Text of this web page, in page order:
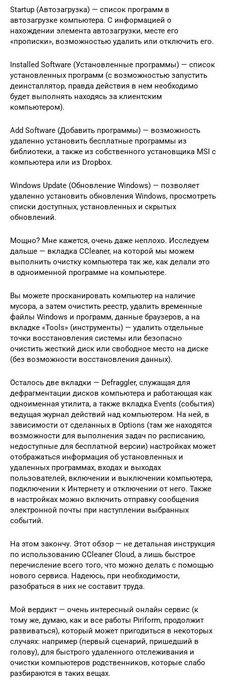
Startup (Автозагрузка) — список программ в
автозагрузке компьютера. С информацией о
нахождении элемента автозагрузки, месте его
«прописки», возможностью удалить или отключить его.
Installed Software (Установленные программы) — список
установленных программ (с возможностью запустить
деинсталлятор, правда действия в нем необходимо
будет выполнять находясь за клиентским
компьютером).
Add Software (Добавить программы) — возможность
удаленно установить бесплатные программы из
библиотеки, а также из собственного установщика MSI с
компьютера или из Dropbox.
Windows Update (Обновление Windows) — позволяет
удаленно установить обновления Windows, просмотреть
списки доступных, установленных и скрытых
обновлений.
Мощно? Мне кажется, очень даже неплохо. Исследуем
дальше — вкладка CCleaner, на которой мы можем
выполнить очистку компьютера так же, как делали это
в одноименной программе на компьютере.
Вы можете просканировать компьютер на наличие
мусора, а затем очистить реестр, удалить временные
файлы Windows и программ, данные браузеров, а на
вкладке «Tools» (инструменты) — удалить отдельные
точки восстановления системы или безопасно
очистить жесткий диск или свободное место на диске
(без возможности восстановления данных).
Осталось две вкладки — Defraggler, служащая для
дефрагментации дисков компьютера и работающая как
одноименная утилита, а также вкладка Events (события)
ведущая журнал действий над компьютером. На ней, в
зависимости от сделанных в Options (там же находятся
возможности для выполнения задач по расписанию,
недоступные для бесплатной версии) настройках может
отображаться информация об установленных и
удаленных программах, входах и выходах
пользователей, включении и выключении компьютера,
подключении к Интернету и отключении от него. Также
в настройках можно включить отправку сообщения
электронной почты при наступлении выбранных
событий.
На этом закончу. Этот обзор — не детальная инструкция
по использованию CCleaner Cloud, а лишь быстрое
перечисление всего того, что можно делать с помощью
нового сервиса. Надеюсь, при необходимости,
разобраться в них не составит труда.
Мой вердикт — очень интересный онлайн сервис (к
тому же, думаю, как и все работы Piriform, продолжит
развиваться), который может пригодиться в некоторых
случаях: например (первый сценарий, пришедший в
голову), для быстрого удаленного отслеживания и
очистки компьютеров родственников, которые слабо
разбираются в таких вещах.